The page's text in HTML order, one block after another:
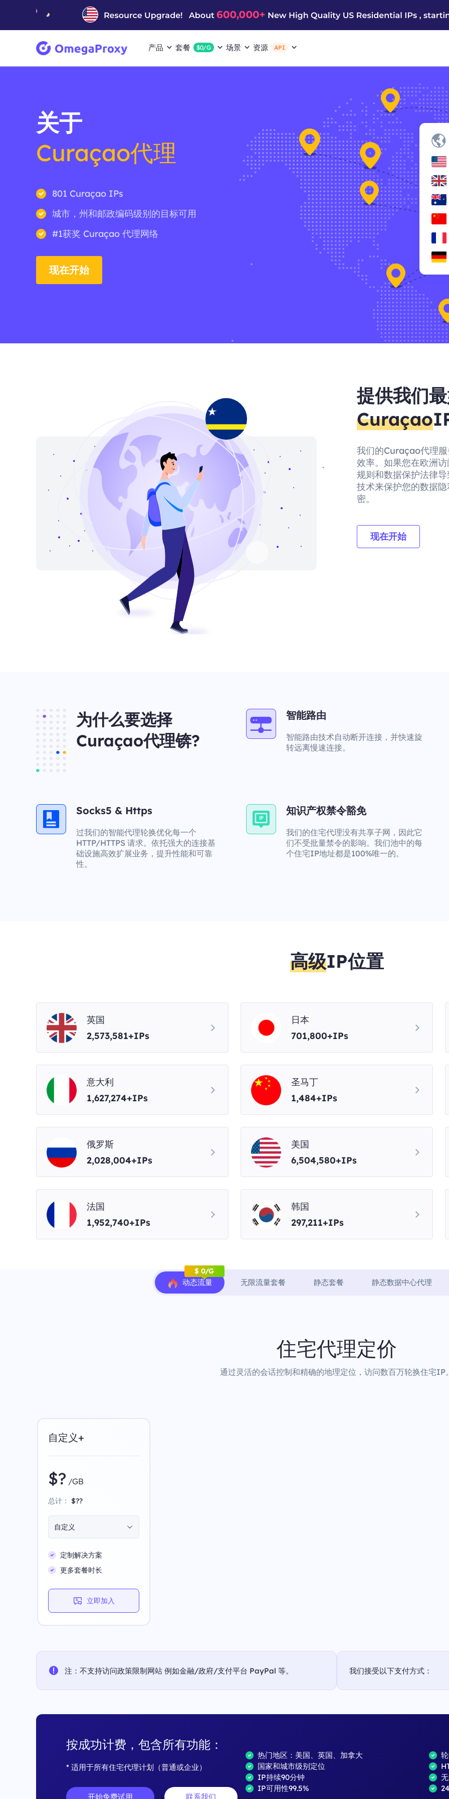
产品 套餐 $0/G 场景 资源 API
关于
Curaçao代理
801 Curaçao IPs
城市，州和邮政编码级别的目标可用
#1获奖 Curaçao 代理网络
现在开始
提供我们
Curaçao
我们的Curaçao代理
效率。如果您在欧洲
规则和数据保护法律
技术来保护您的数据
密。
现在开始
为什么要选择
Curaçao代理锛?
智能路由
智能路由技术自动断开连接，并快速旋
转远离慢速连接。
Socks5 & Https
过我们的智能代理轮换优化每一个
HTTP/HTTPS 请求。依托强大的连接基
础设施高效扩展业务，提升性能和可靠
性。
知识产权禁令豁免
我们的住宅代理没有共享子网，因此它
们不受批量禁令的影响。我们池中的每
个住宅IP地址都是100%唯一的。
高级IP位置
英国
2,573,581+IPs
日本
701,800+IPs
意大利
1,627,274+IPs
圣马丁
1,484+IPs
俄罗斯
2,028,004+IPs
美国
6,504,580+IPs
法国
1,952,740+IPs
韩国
297,211+IPs
动态流量
$ 0/G
无限流量套餐 静态套餐 静态数据中心代理
住宅代理定价
通过灵活的会话控制和精确的地理定位，访问数百万轮换住宅IP
自定义+
$? /GB
总计： $??
自定义
定制解决方案
更多套餐时长
立即加入
注：不支持访问政策限制网站 例如金融/政府/支付平台 PayPal 等。 我们接受以下支付方式：
按成功计费，包含所有功能：
* 适用于所有住宅代理计划（普通或企业）
开始免费试用 联系我们
热门地区：美国、英国、加拿大
国家和城市级别定位
IP持续90分钟
IP可用性99.5%